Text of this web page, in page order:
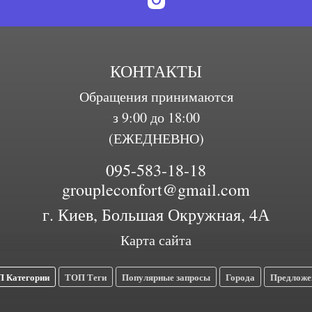
КОНТАКТЫ
Обращения принимаются
з 9:00 до 18:00
(ЕЖЕДНЕВНО)
095-583-18-18
groupleconfort@gmail.com
г. Киев, Большая Окружная, 4А
Карта сайта
ТОП Теги Популярные запросы Города